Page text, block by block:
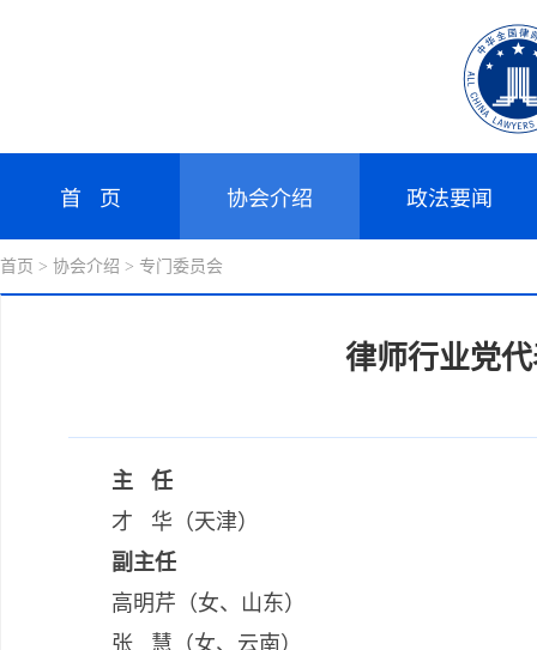
首 页 协会介绍 政法要闻
首页 > 协会介绍 > 专门委员会
律师行业党
主 任
才 华（天津）
副主任
高明芹（女、山东）
张 慧（女、云南）